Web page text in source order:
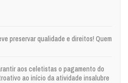
preservar qualidade e direitos! Quem
aos celetistas o pagamento do
ao início da atividade insalubre